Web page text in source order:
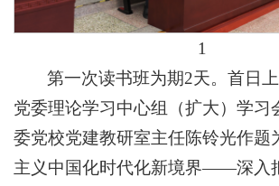
1
第一次读书班为期2天。首日
党委理论学习中心组（扩大）学习
委党校党建教研室主任陈铃光作题
主义中国化时代化新境界——深入